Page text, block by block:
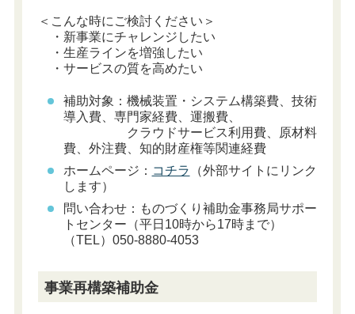
＜こんな時にご検討ください＞
・新事業にチャレンジしたい
・生産ラインを増強したい
・サービスの質を高めたい
補助対象：機械装置・システム構築費、技術
導入費、専門家経費、運搬費、
クラウドサービス利用費、原材料
費、外注費、知的財産権等関連経費
ホームページ： コチラ （外部サイトにリンク
します）
問い合わせ：ものづくり補助金事務局サポー
トセンター（平日10時から17時まで）
（TEL）050-8880-4053
事業再構築補助金